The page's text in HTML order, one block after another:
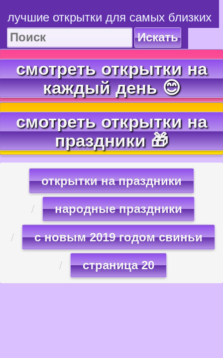
лучшие открытки для самых близких
Искать
смотреть открытки на
каждый день 😊
смотреть открытки на
праздники 🎁
открытки на праздники
народные праздники
с новым 2019 годом свиньи
страница 20